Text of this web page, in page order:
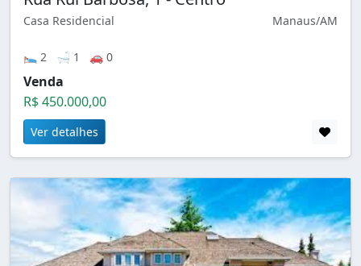
Casa Residencial Manaus/AM
🛌 2 🛁 1 🚗 0
Venda
R$ 450.000,00
Ver detalhes